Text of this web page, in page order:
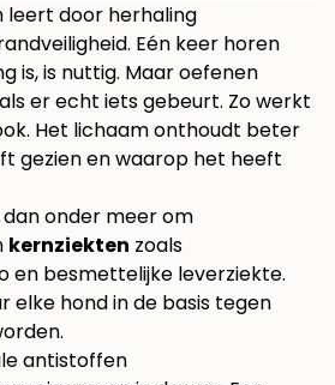
leert door herhaling
Eén keer horen
is, is nuttig. Maar oefenen
er echt iets gebeurt. Zo werkt
Het lichaam onthoudt beter
gezien en waarop het heeft
onder meer om
kernziekten zoals
en besmettelijke leverziekte.
elke hond in de basis tegen
antistoffen